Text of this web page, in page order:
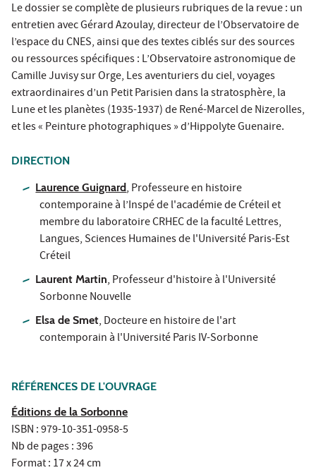
Le dossier se complète de plusieurs rubriques de la revue : un
entretien avec Gérard Azoulay, directeur de l’Observatoire de
l’espace du CNES, ainsi que des textes ciblés sur des sources
ou ressources spécifiques : L’Observatoire astronomique de
Camille Juvisy sur Orge, Les aventuriers du ciel, voyages
extraordinaires d’un Petit Parisien dans la stratosphère, la
Lune et les planètes (1935-1937) de René-Marcel de Nizerolles,
et les « Peinture photographiques » d’Hippolyte Guenaire.
DIRECTION
Laurence Guignard, Professeure en histoire
contemporaine à l’Inspé de l'académie de Créteil et
membre du laboratoire CRHEC de la faculté Lettres,
Langues, Sciences Humaines de l'Université Paris-Est
Créteil
Laurent Martin, Professeur d'histoire à l'Université
Sorbonne Nouvelle
Elsa de Smet, Docteure en histoire de l'art
contemporain à l'Université Paris IV-Sorbonne
RÉFÉRENCES DE L'OUVRAGE
Éditions de la Sorbonne
ISBN : 979-10-351-0958-5
Nb de pages : 396
Format : 17 x 24 cm